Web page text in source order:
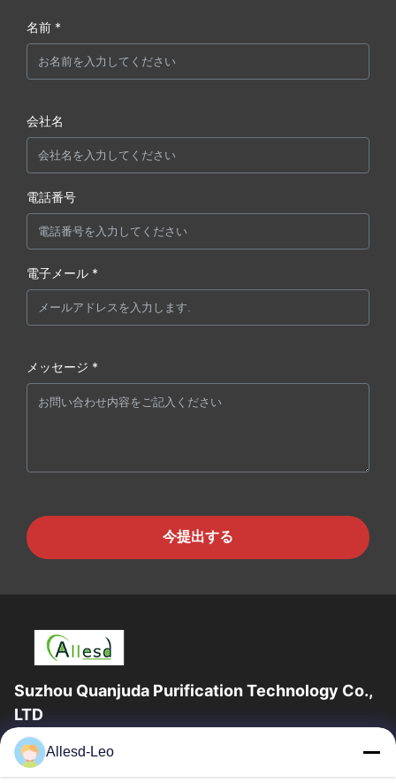
名前 *
会社名
電話番号
電子メール *
メッセージ *
今提出する
Suzhou Quanjuda Purification Technology Co.,
LTD
ESDの一流の製造業者として16years経験、そして輸出業者及びク
リーンルーム プロダクト、私達はESDの実線を及びクリーンルー
Allesd-Leo